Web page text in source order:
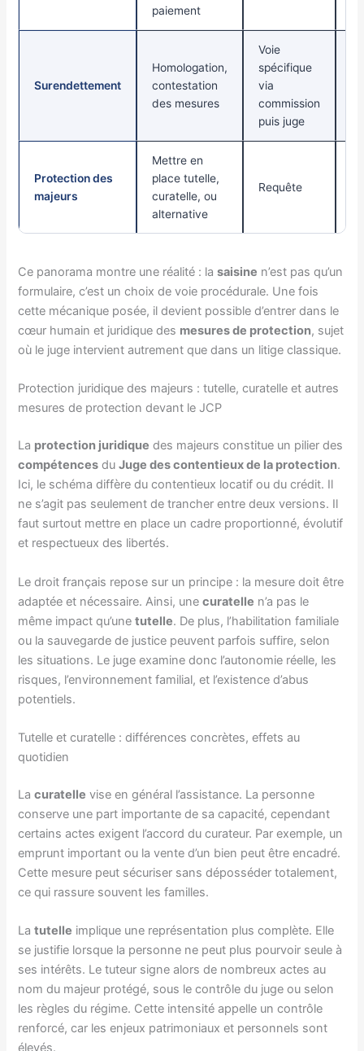
paiement
Surendettement
Homologation,
contestation
des mesures
Voie
spécifique
via
commission
puis juge
Protection des
majeurs
Mettre en
place tutelle,
curatelle, ou
alternative
Requête
Ce panorama montre une réalité : lasaisine n’est pas qu’un
formulaire, c’est un choix de voie procédurale. Une fois
cette mécanique posée, il devient possible d’entrer dans le
cœur humain et juridique des mesures de protection, sujet
où le juge intervient autrement que dans un litige classique.
Protection juridique des majeurs : tutelle, curatelle et autres
mesures de protection devant le JCP
La protection juridique des majeurs constitue un pilier des
compétences duJuge des contentieux de la protection.
Ici, le schéma diffère du contentieux locatif ou du crédit. Il
ne s’agit pas seulement de trancher entre deux versions. Il
faut surtout mettre en place un cadre proportionné, évolutif
et respectueux des libertés.
Le droit français repose sur un principe : la mesure doit être
adaptée et nécessaire. Ainsi, unecuratelle n’a pas le
même impact qu’unetutelle. De plus, l’habilitation familiale
ou la sauvegarde de justice peuvent parfois suffire, selon
les situations. Le juge examine donc l’autonomie réelle, les
risques, l’environnement familial, et l’existence d’abus
potentiels.
Tutelle et curatelle : différences concrètes, effets au
quotidien
Lacuratelle vise en général l’assistance. La personne
conserve une part importante de sa capacité, cependant
certains actes exigent l’accord du curateur. Par exemple, un
emprunt important ou la vente d’un bien peut être encadré.
Cette mesure peut sécuriser sans déposséder totalement,
ce qui rassure souvent les familles.
Latutelle implique une représentation plus complète. Elle
se justifie lorsque la personne ne peut plus pourvoir seule à
ses intérêts. Le tuteur signe alors de nombreux actes au
nom du majeur protégé, sous le contrôle du juge ou selon
les règles du régime. Cette intensité appelle un contrôle
renforcé, car les enjeux patrimoniaux et personnels sont
élevés.